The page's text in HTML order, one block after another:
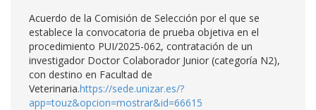
Acuerdo de la Comisión de Selección por el que se
establece la convocatoria de prueba objetiva en el
procedimiento PUI/2025-062, contratación de un
investigador Doctor Colaborador Junior (categoría N2),
con destino en Facultad de
Veterinaria.https://sede.unizar.es/?
app=touz&opcion=mostrar&id=66615